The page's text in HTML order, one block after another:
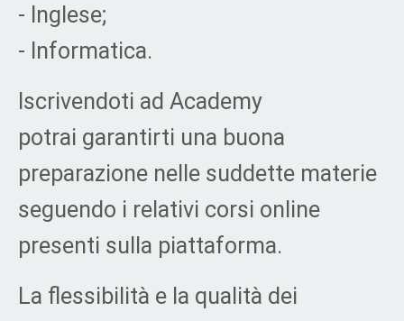
- Inglese;
- Informatica.
Iscrivendoti ad Academy
potrai garantirti una buona
preparazione nelle suddette materie
seguendo i relativi corsi online
presenti sulla piattaforma.
La flessibilità e la qualità dei